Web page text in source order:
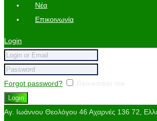
Νέα
Επικοινωνία
Login
Forgot password?
Αγ. Ιωάννου Θεολόγου 46Αχαρνές 136 72,